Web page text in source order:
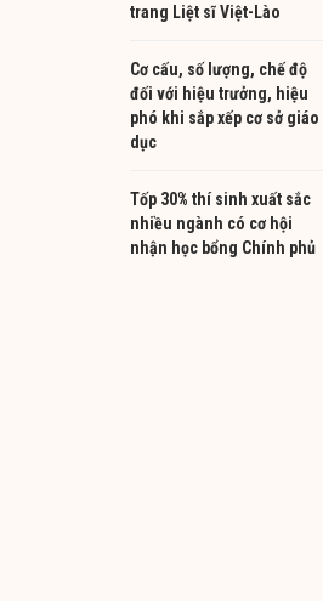
trang Liệt sĩ Việt-Lào
Cơ cấu, số lượng, chế độ
đối với hiệu trưởng, hiệu
phó khi sắp xếp cơ sở giáo
dục
Tốp 30% thí sinh xuất sắc
nhiều ngành có cơ hội
nhận học bổng Chính phủ